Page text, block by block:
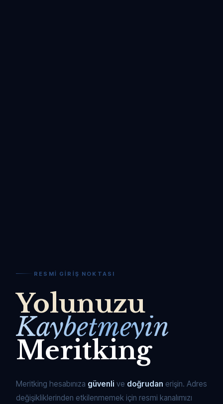
RESMI GIRIŞ NOKTASI
Yolunuzu
Kaybetmeyin
Meritking
Meritking hesabınıza güvenli ve doğrudan erişin. Adres
değişikliklerinden etkilenmemek için resmi kanalımızı